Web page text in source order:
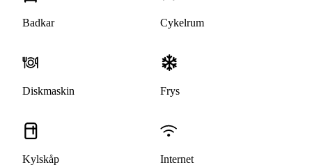
Badkar Cykelrum
Diskmaskin Frys
Kylskåp Internet